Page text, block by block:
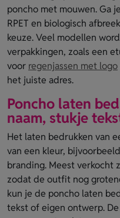
poncho met mouwen. Ga
RPET en biologisch
keuze. Veel modellen
verpakkingen, zoals een
voor regenjassen met logo
het juiste adres.
Poncho laten
naam, stukje
Het laten bedrukken van
van een kleur,
branding. Meest verkocht
zodat de outfit nog
kun je de poncho laten
tekst of eigen ontwerp.